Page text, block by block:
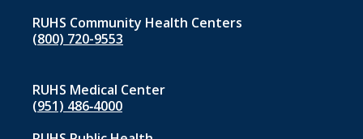
RUHS Community Health Centers
(800) 720-9553
RUHS Medical Center
(951) 486‑4000